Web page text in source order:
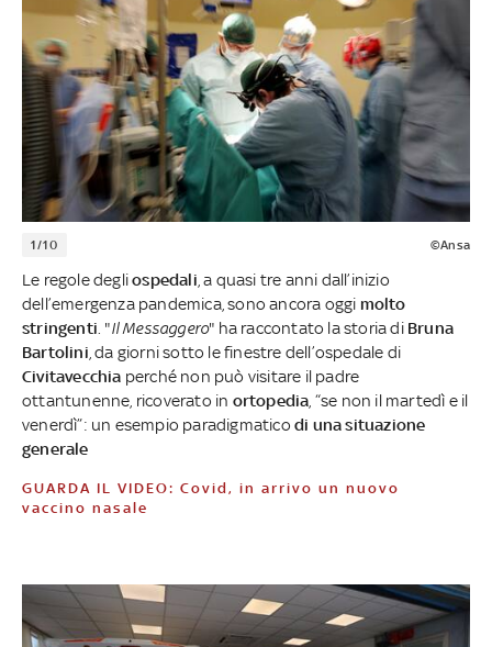
1/10 ©Ansa
Le regole degliospedali , a quasi tre anni dall’inizio
dell’emergenza pandemica, sono ancora oggi molto
stringenti . "Il Messaggero" ha raccontato la storia di Bruna
Bartolini , da giorni sotto le finestre dell’ospedale di
Civitavecchia perché non può visitare il padre
ottantunenne, ricoverato in ortopedia , “se non il martedì e il
venerdì”: un esempio paradigmatico di una situazione
generale
GUARDA IL VIDEO: Covid, in arrivo un nuovo
vaccino nasale